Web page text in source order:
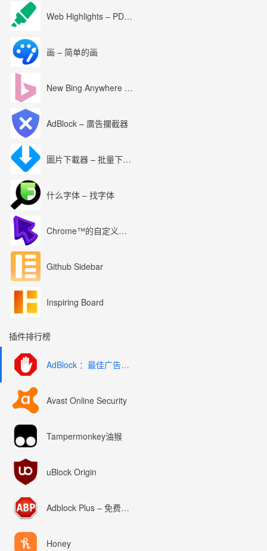
Web Highlights – PDF & Web Highlighter
画 – 简单的画
New Bing Anywhere (Bing Chat GPT-4)
AdBlock – 廣告攔截器
圖片下載器 – 批量下載圖片
什么字体 – 找字体
Chrome™的自定义光标
Github Sidebar
Inspiring Board
插件排行榜
AdBlock ：最佳广告拦截工具
Avast Online Security
Tampermonkey油猴
uBlock Origin
Adblock Plus – 免费的广告拦截器
Honey